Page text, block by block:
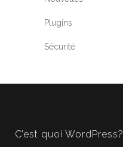
Plugins
Sécurité
C’est quoi WordPress?